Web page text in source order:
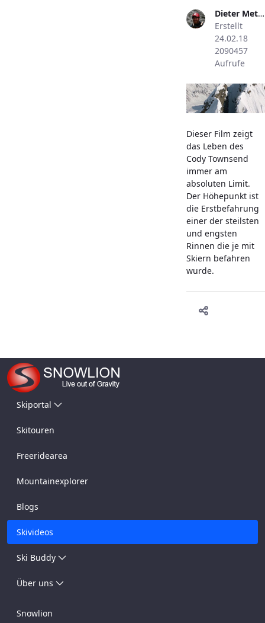
Dieter Metzler
Erstellt
24.02.18
2090457
Aufrufe
Dieser Film zeigt
das Leben des
Cody Townsend
immer am
absoluten Limit.
Der Höhepunkt ist
die Erstbefahrung
einer der steilsten
und engsten
Rinnen die je mit
Skiern befahren
wurde.
Skiportal
Skitouren
Freeridearea
Mountainexplorer
Blogs
Skivideos
Ski Buddy
Über uns
Snowlion